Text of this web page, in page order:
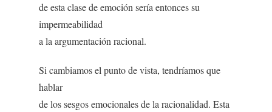
de esta clase de emoción sería entonces su
impermeabilidad
a la argumentación racional.
Si cambiamos el punto de vista, tendríamos que
hablar
de los sesgos emocionales de la racionalidad. Esta